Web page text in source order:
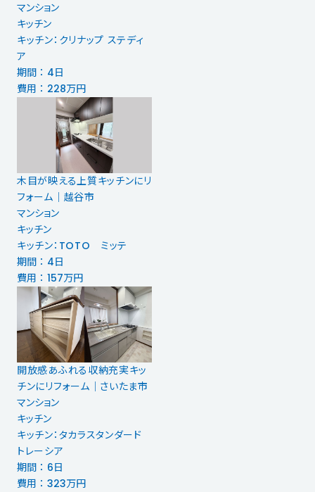
マンション
キッチン
キッチン：クリナップ ステディ
ア
期間 ： 4日
費用 ： 228万円
木目が映える上質キッチンにリ
フォーム｜越谷市
マンション
キッチン
キッチン：TOTO ミッテ
期間 ： 4日
費用 ： 157万円
開放感あふれる収納充実キッ
チンにリフォーム｜さいたま市
マンション
キッチン
キッチン：タカラスタンダード
トレーシア
期間 ： 6日
費用 ： 323万円